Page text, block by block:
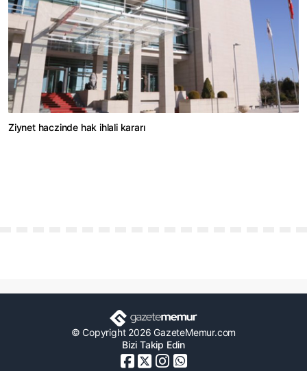
Ziynet haczinde hak ihlali kararı
© Copyright 2026 GazeteMemur.com
Bizi Takip Edin